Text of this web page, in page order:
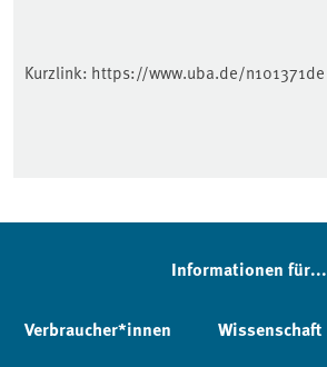
Kurzlink: https://www.uba.de/n101371de
Informationen für...
Verbraucher*innen Wissenschaft